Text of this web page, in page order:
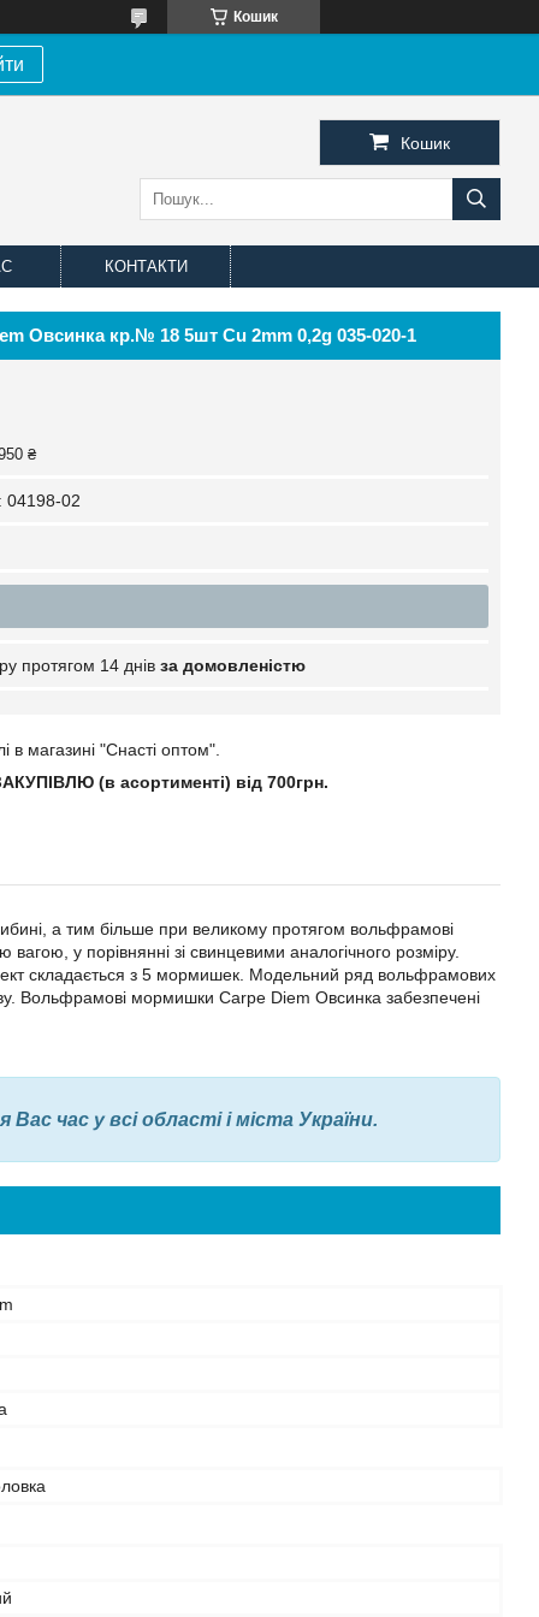
Кошик
Кошик
КОНТАКТИ
Овсинка кр.№ 18 5шт Cu 2mm 0,2g 035-020-1
₴
04198-02
протягом 14 днів за домовленістю
магазині "Снасті оптом".
(в асортименті) від 700грн.
а тим більше при великому протягом вольфрамові
у порівнянні зі свинцевими аналогічного розміру.
складається з 5 мормишек. Модельний ряд вольфрамових
Вольфрамові мормишки Carpe Diem Овсинка забезпечені
час у всі області і міста України.